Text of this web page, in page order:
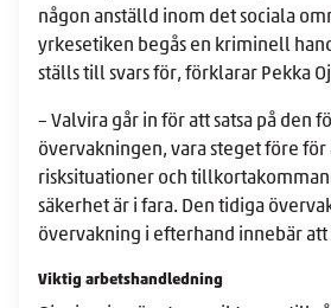
någon anställd inom det sociala
yrkesetiken begås en kriminell
ställs till svars för, förklarar Pekka
– Valvira går in för att satsa på den
övervakningen, vara steget före för
risksituationer och
säkerhet är i fara. Den tidiga
övervakning i efterhand innebär att
Viktig arbetshandledning